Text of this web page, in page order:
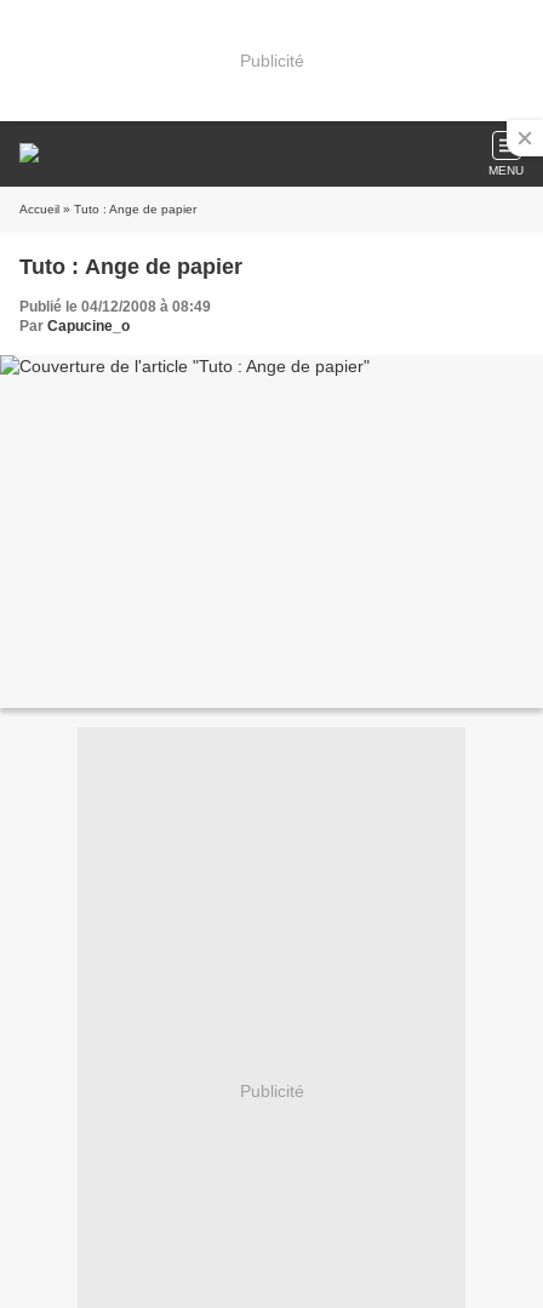
Publicité
MENU
Accueil » Tuto : Ange de papier
Tuto : Ange de papier
Publié le 04/12/2008 à 08:49
Par Capucine_o
Publicité